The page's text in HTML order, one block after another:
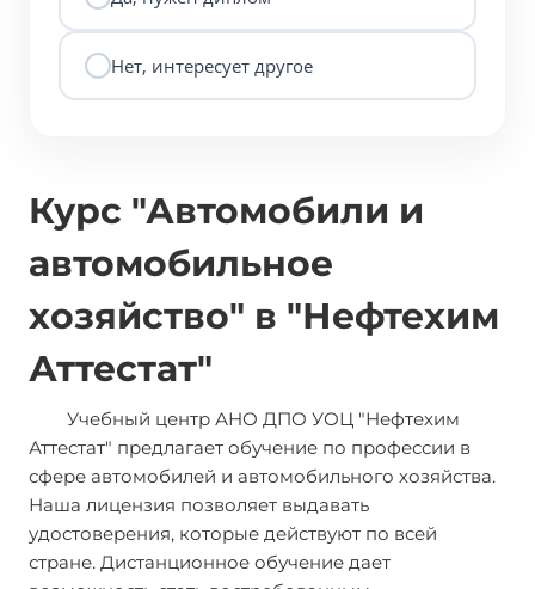
Нет, интересует другое
Курс "Автомобили и
автомобильное
хозяйство" в "Нефтехим
Аттестат"
Учебный центр АНО ДПО УОЦ "Нефтехим
Аттестат" предлагает обучение по профессии в
сфере автомобилей и автомобильного хозяйства.
Наша лицензия позволяет выдавать
удостоверения, которые действуют по всей
стране. Дистанционное обучение дает